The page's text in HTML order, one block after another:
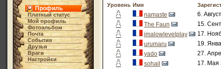
Профиль
Платный статус
Мой профиль
Фотоальбом
Почта
События
Друзья
Враги
Настройки
Уровень Имя
namaste
6.
The Faun
15.
imalowlevelplay
17.
urumaru
19.
yado
27.
sohail
17. Мая